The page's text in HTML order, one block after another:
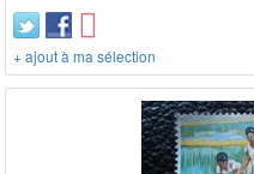
+ ajout à ma sélection